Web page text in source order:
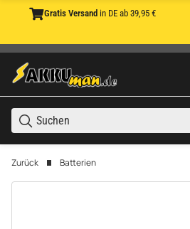
Gratis Versand in DE ab 39,95 €
Zurück Batterien